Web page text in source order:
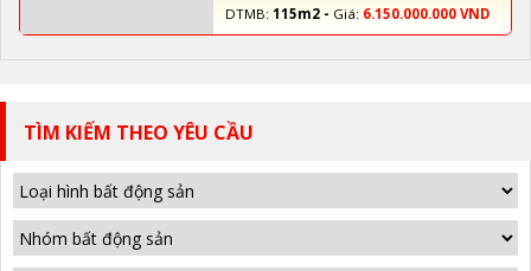
DTMB: 115m2 - Giá: 6.150.000.000 VND
TÌM KIẾM THEO YÊU CẦU